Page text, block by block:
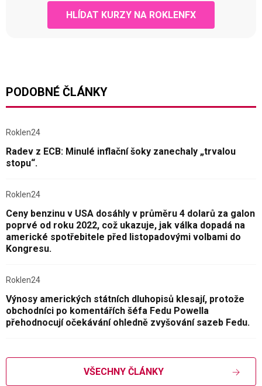
HLÍDAT KURZY NA ROKLENFX
PODOBNÉ ČLÁNKY
Roklen24
Radev z ECB: Minulé inflační šoky zanechaly „trvalou
stopu“.
Roklen24
Ceny benzinu v USA dosáhly v průměru 4 dolarů za galon
poprvé od roku 2022, což ukazuje, jak válka dopadá na
americké spotřebitele před listopadovými volbami do
Kongresu.
Roklen24
Výnosy amerických státních dluhopisů klesají, protože
obchodníci po komentářích šéfa Fedu Powella
přehodnocují očekávání ohledně zvyšování sazeb Fedu.
VŠECHNY ČLÁNKY